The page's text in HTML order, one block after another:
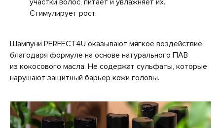
участки волос, питает и увлажняет их.
Стимулирует рост.
Шампуни PERFECT4U оказывают мягкое воздействие
благодаря формуле на основе натурального ПАВ
из кокосового масла. Не содержат сульфаты, которые
нарушают защитный барьер кожи головы.